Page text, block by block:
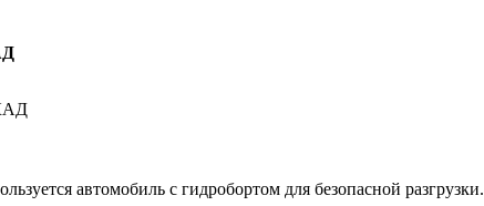
автомобиль с гидробортом для безопасной разгрузки.